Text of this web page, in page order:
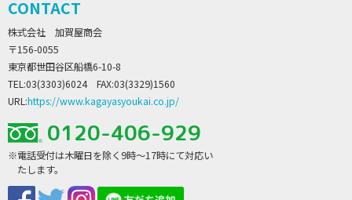
CONTACT
株式会社 加賀屋商会
〒156-0055
東京都世田谷区船橋6-10-8
TEL:03(3303)6024 FAX:03(3329)1560
URL:https://www.kagayasyoukai.co.jp/
0120-406-929
※電話受付は木曜日を除く9時～17時にて対応い
たします。